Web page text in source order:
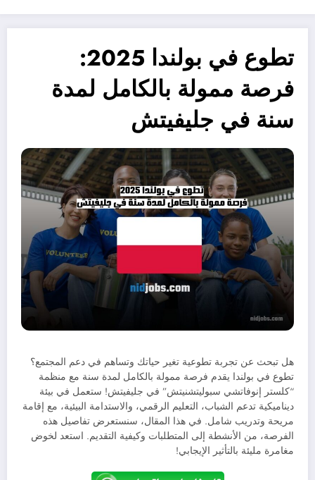
تطوع في بولندا 2025:
فرصة ممولة بالكامل لمدة
سنة في جليفيتش
هل تبحث عن تجربة تطوعية تغير حياتك وتساهم في دعم المجتمع؟
تطوع في بولندا يقدم فرصة ممولة بالكامل لمدة سنة مع منظمة
“كلستر إنوفاتشي سبوليتشنيتش” في جليفيتش! ستعمل في بيئة
ديناميكية تدعم الشباب، التعليم الرقمي، والاستدامة البيئية، مع إقامة
مريحة وتدريب شامل. في هذا المقال، سنستعرض تفاصيل هذه
الفرصة، من الأنشطة إلى المتطلبات وكيفية التقديم. استعد لخوض
مغامرة مليئة بالتأثير الإيجابي!